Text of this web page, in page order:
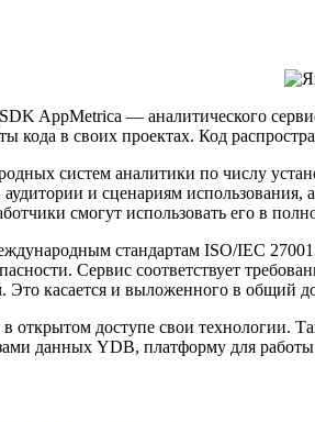
AppMetrica — аналитического
кода в своих проектах. Код
систем аналитики по числу
аудитории и сценариям
смогут использовать его в
стандартам ISO/IEC
Сервис соответствует
касается и выложенного в общий
в открытом доступе свои
данных YDB, платформу для